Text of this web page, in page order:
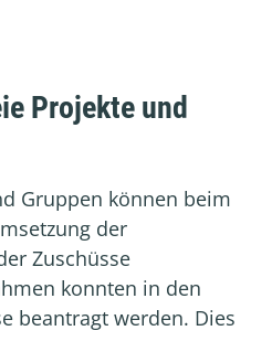
Projekte und
Gruppen können beim
der
Zuschüsse
konnten in den
beantragt werden. Dies